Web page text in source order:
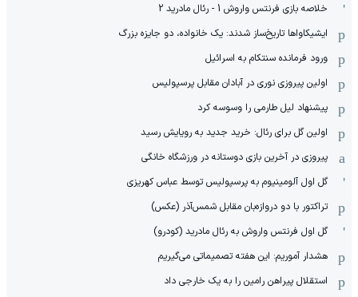
خلاصه بازی فرنتس واروش 1 - رئال مادرید 2
ایشیکاوا‌ها تاریخ‌ساز شدند: یک خانواده، دو جایزه بزرگ
ورود فرمانده سنتکام به اسرائیل
اولین پیروزی نوری در آبادان مقابل پرسپولیس
پیشنهاد لیل طارمی را وسوسه کرد
اولین گل برای رئال: خرید جدید به رویایش رسید
پیروزی در آخرین بازی دوستانه در ورزشگاه خانگی
گل اول آلومینیوم به پرسپولیس توسط عباس کهریزی
تراکتور با دو دروازه‌بان مقابل شمس‌آذر (عکس)
گل اول فرنتس واروش به رئال مادرید (کودرو)
هشدار آموریم: این هفته تصمیماتی می‌گیریم
استقلال پیراهن رامین را به یک خارجی داد